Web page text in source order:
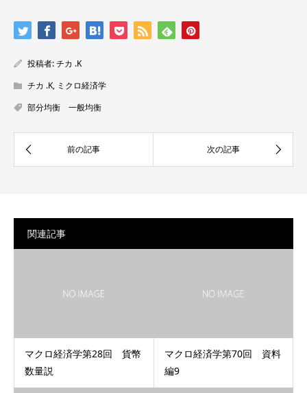
投稿者:チカ .K
チカ .K, ミクロ経済学
部分均衡 一般均衡
関連記事
マクロ経済学第28回 貨幣
数量説
マクロ経済学第70回 資料
編9